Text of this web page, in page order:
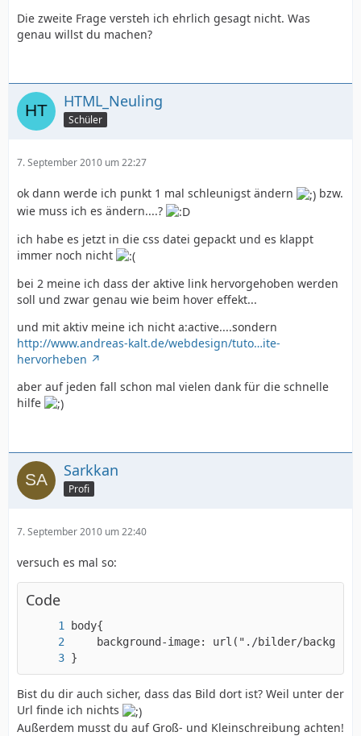
Die zweite Frage versteh ich ehrlich gesagt nicht. Was
genau willst du machen?
HTML_Neuling
Schüler
7. September 2010 um 22:27
ok dann werde ich punkt 1 mal schleunigst ändern
bzw.
wie muss ich es ändern....?
ich habe es jetzt in die css datei gepackt und es klappt
immer noch nicht
bei 2 meine ich dass der aktive link hervorgehoben werden
soll und zwar genau wie beim hover effekt...
und mit aktiv meine ich nicht a:active....sondern
http://www.andreas-kalt.de/webdesign/tuto…ite-
hervorheben
aber auf jeden fall schon mal vielen dank für die schnelle
hilfe
Sarkkan
Profi
7. September 2010 um 22:40
versuch es mal so:
Code
}
Bist du dir auch sicher, dass das Bild dort ist? Weil unter der
Url finde ich nichts
Außerdem musst du auf Groß- und Kleinschreibung achten!